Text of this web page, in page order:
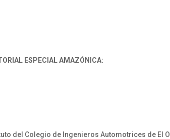
ESPECIAL AMAZÓNICA:
del Colegio de Ingenieros Automotrices de El